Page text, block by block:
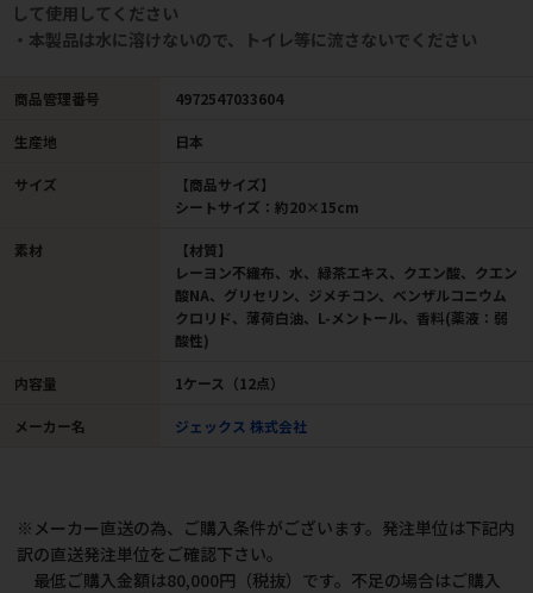
して使用してください
・本製品は水に溶けないので、トイレ等に流さないでください
商品管理番号 4972547033604
生産地 日本
サイズ
【商品サイズ】
シートサイズ：約20×15cm
素材
【材質】
レーヨン不織布、水、緑茶エキス、クエン酸、クエン
酸NA、グリセリン、ジメチコン、ベンザルコニウム
クロリド、薄荷白油、L-メントール、香料(薬液：弱
酸性)
内容量 1ケース（12点）
メーカー名 ジェックス 株式会社
※メーカー直送の為、ご購入条件がございます。発注単位は下記内
訳の直送発注単位をご確認下さい。
最低ご購入金額は80,000円（税抜）です。不足の場合はご購入